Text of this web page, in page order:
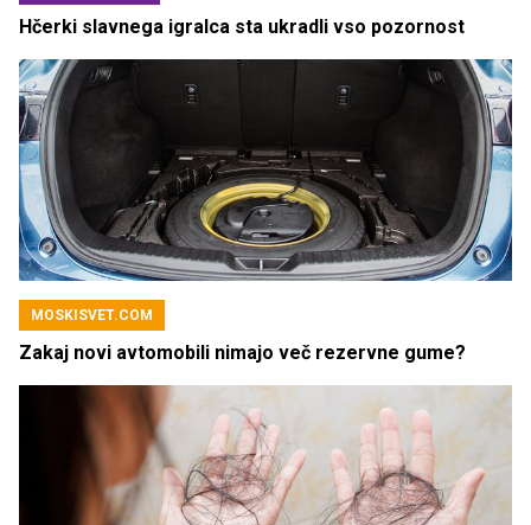
Hčerki slavnega igralca sta ukradli vso pozornost
MOSKISVET.COM
Zakaj novi avtomobili nimajo več rezervne gume?